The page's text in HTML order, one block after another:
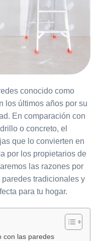
conocido como
los últimos años por su
En comparación con
o concreto, el
que lo convierten en
por los propietarios de
las razones por
tradicionales y
para tu hogar.
con las paredes